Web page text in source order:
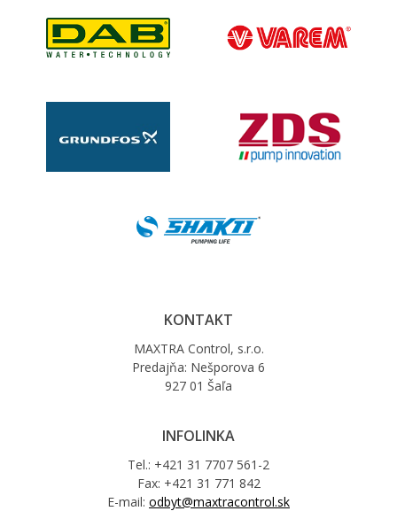
KONTAKT
MAXTRA Control, s.r.o.
Predajňa: Nešporova 6
927 01 Šaľa
INFOLINKA
Tel.: +421 31 7707 561-2
Fax: +421 31 771 842
E-mail: odbyt@maxtracontrol.sk